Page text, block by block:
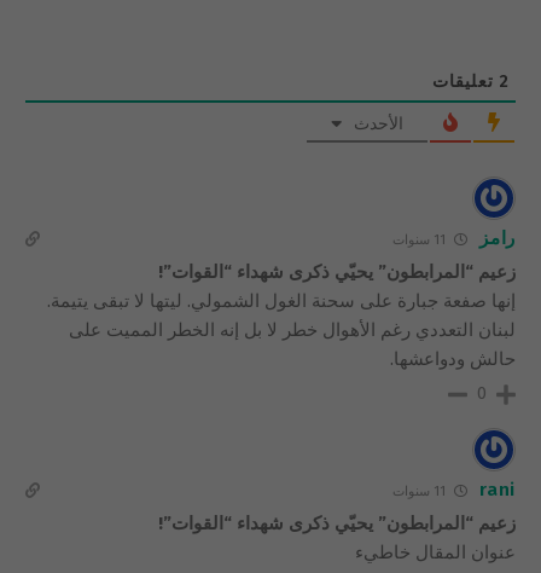
2 تعليقات
الأحدث
رامز
زعيم “المرابطون” يحيّي ذكرى شهداء “القوات”!
إنها صفعة جبارة على سحنة الغول الشمولي. ليتها لا تبقى يتيمة.
لبنان التعددي رغم الأهوال خطر لا بل إنه الخطر المميت على
حالش ودواعشها.
0
rani
زعيم “المرابطون” يحيّي ذكرى شهداء “القوات”!
عنوان المقال خاطيء